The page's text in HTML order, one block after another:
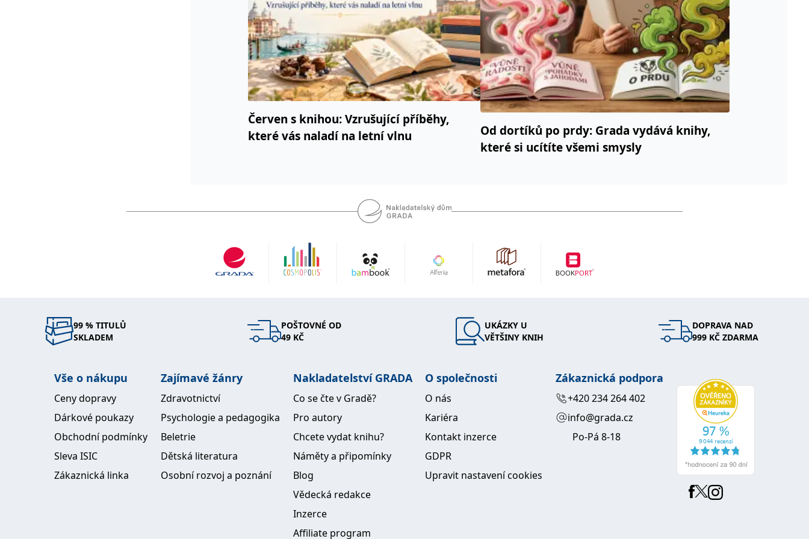
Červen s knihou: Vzrušující příběhy,
které vás naladí na letní vlnu
Od dortíků po prdy: Grada vydává knihy,
které si ucítíte všemi smysly
99 % TITULŮ
SKLADEM
POŠTOVNÉ OD
49 KČ
UKÁZKY U
VĚTŠINY KNIH
DOPRAVA NAD
999 KČ ZDARMA
Vše o nákupu
Ceny dopravy
Dárkové poukazy
Obchodní podmínky
Sleva ISIC
Zákaznická linka
Zajímavé žánry
Zdravotnictví
Psychologie a pedagogika
Beletrie
Dětská literatura
Osobní rozvoj a poznání
Nakladatelství GRADA
Co se čte v Gradě?
Pro autory
Chcete vydat knihu?
Náměty a připomínky
Blog
Vědecká redakce
Inzerce
Affiliate program
O společnosti
O nás
Kariéra
Kontakt inzerce
GDPR
Upravit nastavení cookies
Zákaznická podpora
+420 234 264 402
info@grada.cz
Po-Pá 8-18